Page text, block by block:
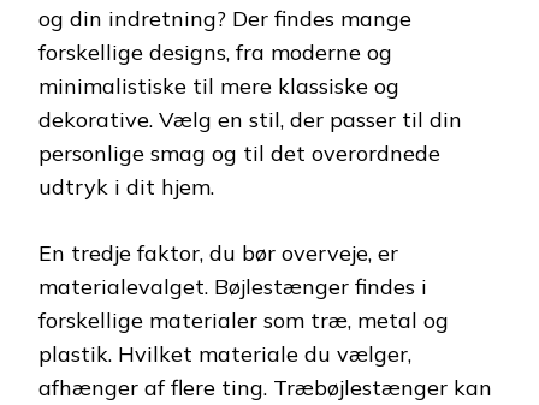
og din indretning? Der findes mange
forskellige designs, fra moderne og
minimalistiske til mere klassiske og
dekorative. Vælg en stil, der passer til din
personlige smag og til det overordnede
udtryk i dit hjem.
En tredje faktor, du bør overveje, er
materialevalget. Bøjlestænger findes i
forskellige materialer som træ, metal og
plastik. Hvilket materiale du vælger,
afhænger af flere ting. Træbøjlestænger kan